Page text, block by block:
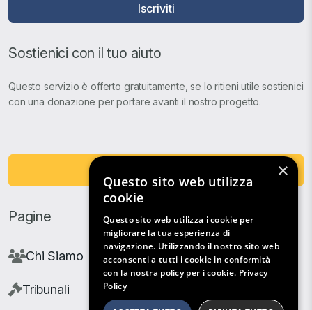
Iscriviti
Sostienici con il tuo aiuto
Questo servizio è offerto gratuitamente, se lo ritieni utile sostienici
con una donazione per portare avanti il nostro progetto.
Pagine
Chi Siamo
Tribunali
×
Questo sito web utilizza
cookie
Questo sito web utilizza i cookie per
migliorare la tua esperienza di
navigazione. Utilizzando il nostro sito web
acconsenti a tutti i cookie in conformità
con la nostra policy per i cookie. Privacy
Policy